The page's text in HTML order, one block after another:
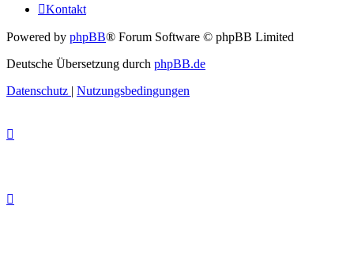
Kontakt
Powered by phpBB® Forum Software © phpBB Limited
Deutsche Übersetzung durch phpBB.de
Datenschutz | Nutzungsbedingungen